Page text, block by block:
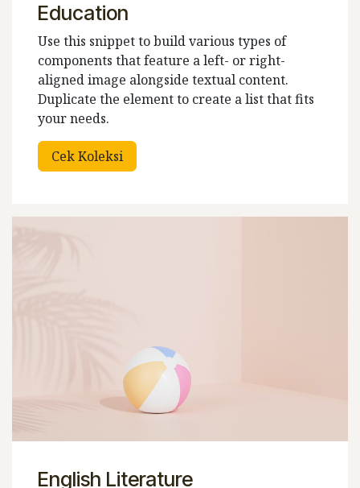
Education
Use this snippet to build various types of
components that feature a left- or right-
aligned image alongside textual content.
Duplicate the element to create a list that fits
your needs.
Cek Koleksi
English Literature